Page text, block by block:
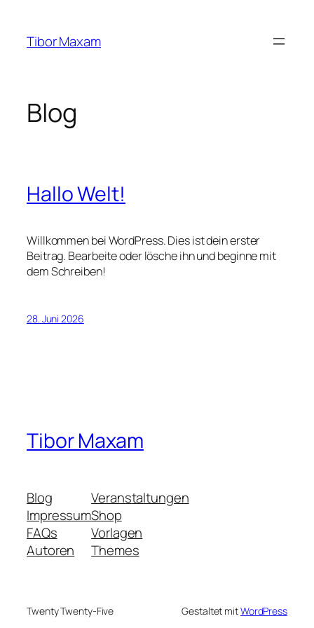
springen
Tibor Maxam
Blog
Hallo Welt!
Willkommen bei WordPress. Dies ist dein erster
Beitrag. Bearbeite oder lösche ihn und beginne mit
dem Schreiben!
28. Juni 2026
Tibor Maxam
Blog
Impressum
FAQs
Autoren
Veranstaltungen
Shop
Vorlagen
Themes
Twenty Twenty-Five Gestaltet mitWordPress